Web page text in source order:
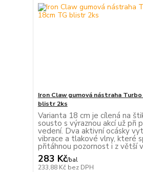
Iron Claw gumová nástraha
blistr 2ks
Varianta 18 cm je cílená na
sousto s výraznou akcí už při
vedení. Dva aktivní ocásky
vibrace a tlakové vlny, které
přitáhnou pozornost i z větší
283 Kč/bal
233,88 Kč bez DPH